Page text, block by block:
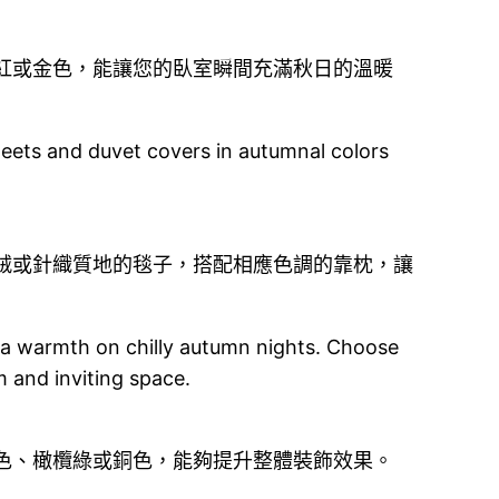
金色，能讓您的臥室瞬間充滿秋日的溫暖
and duvet covers in autumnal colors
針織質地的毯子，搭配相應色調的靠枕，讓
warmth on chilly autumn nights. Choose
and inviting space.
橄欖綠或銅色，能夠提升整體裝飾效果。